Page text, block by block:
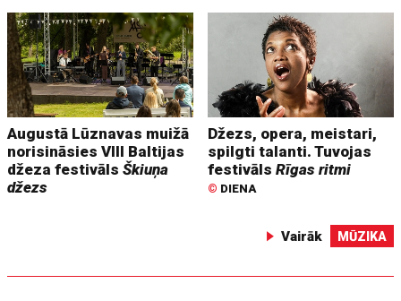
Augustā Lūznavas muižā
norisināsies VIII Baltijas
džeza festivālsŠkiuņa
džezs
Džezs, opera, meistari,
spilgti talanti. Tuvojas
festivālsRīgas ritmi
© DIENA
Vairāk MŪZIKA